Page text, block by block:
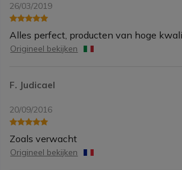
26/03/2019
Alles perfect, producten van hoge
Origineel bekijken
F. Judicael
20/09/2016
Zoals verwacht
Origineel bekijken